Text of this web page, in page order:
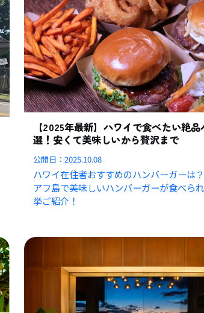
【2025年最新】ハワイで食べたい絶
選！安くて美味しいから贅沢まで
公開日：2025.10.08
ハワイ在住者おすすめのハンバーガーは
アフ島で美味しいハンバーガーが食べら
挙ご紹介！